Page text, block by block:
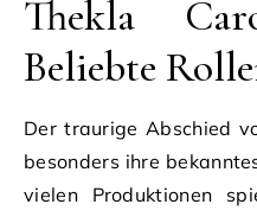
Thekla
Beliebte
Der traurige Abschied
besonders ihre
vielen Produktionen